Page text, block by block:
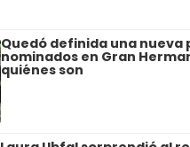
Quedó definida una nueva
nominados en Gran
quiénes son